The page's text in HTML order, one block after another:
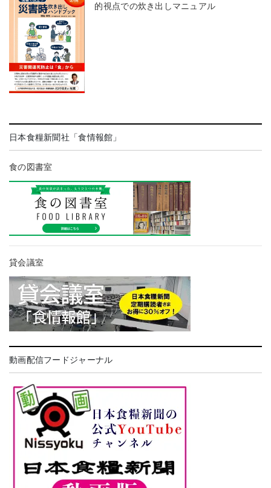
的視点での炊き出しマニュアル
日本食糧新聞社「食情報館」
食の図書室
貸会議室
動画配信フードジャーナル